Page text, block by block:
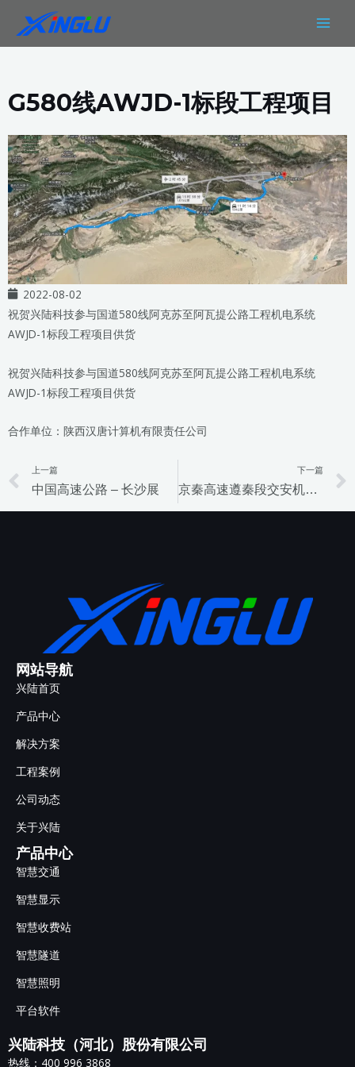
内
G580线AWJD-1标段工程项目
2022-08-02
祝贺兴陆科技参与国道580线阿克苏至阿瓦提公路工程机电系统
AWJD-1标段工程项目供货
祝贺兴陆科技参与国道580线阿克苏至阿瓦提公路工程机电系统
AWJD-1标段工程项目供货
合作单位：陕西汉唐计算机有限责任公司
Prev
上一篇
中国高速公路 – 长沙展
下一篇
京秦高速遵秦段交安机电项目
网站导航
兴陆首页
产品中心
解决方案
工程案例
公司动态
关于兴陆
产品中心
智慧交通
智慧显示
智慧收费站
智慧隧道
智慧照明
平台软件
兴陆科技（河北）股份有限公司
热线：400 996 3868